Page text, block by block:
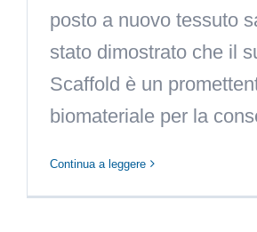
posto a nuovo tessuto
stato dimostrato che il
Scaffold è un
biomateriale per la
Continua a leggere